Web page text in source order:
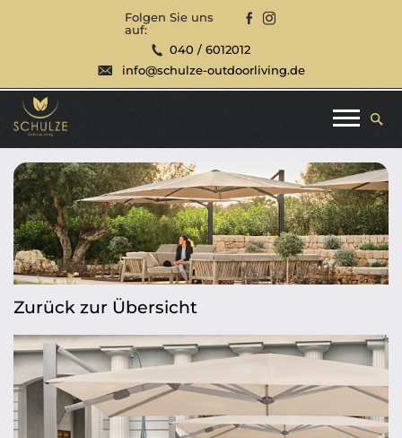
Folgen Sie uns
auf:
040 / 6012012
info@schulze-outdoorliving.de
Zurück zur Übersicht